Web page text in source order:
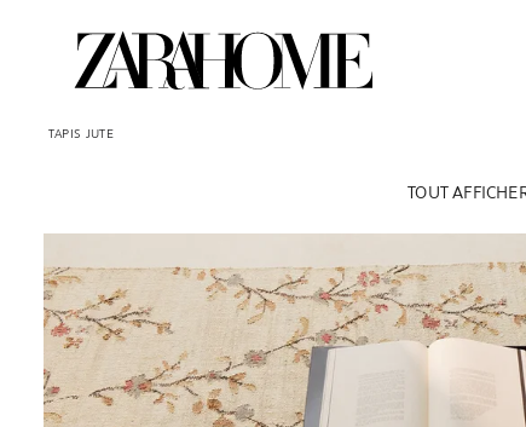
TAPIS JUTE
TOUT